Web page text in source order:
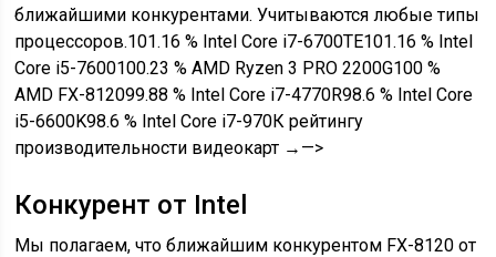
ближайшими конкурентами. Учитываются любые типы
процессоров.101.16 % Intel Core i7-6700TE101.16 % Intel
Core i5-7600100.23 % AMD Ryzen 3 PRO 2200G100 %
AMD FX-812099.88 % Intel Core i7-4770R98.6 % Intel Core
i5-6600K98.6 % Intel Core i7-970К рейтингу
производительности видеокарт →—>
Конкурент от Intel
Мы полагаем, что ближайшим конкурентом FX-8120 от